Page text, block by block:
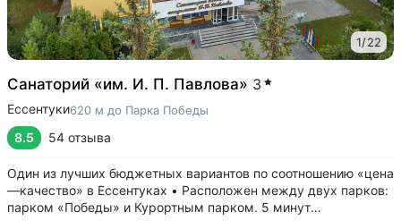
1/22
Санаторий «им. И. П. Павлова» 3
Ессентуки620 м до Парка Победы
8.5 54 отзыва
Один из лучших бюджетных вариантов по соотношению «цена
—качество» в Ессентуках • Расположен между двух парков:
парком «Победы» и Курортным парком. 5 минут